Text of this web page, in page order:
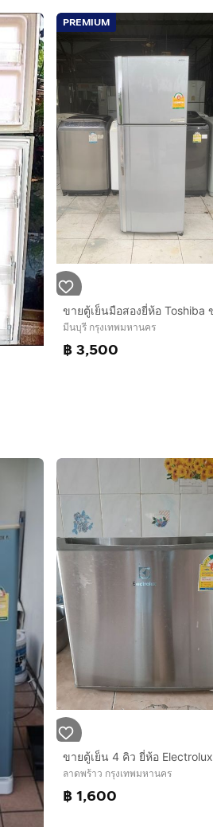
PREMIUM
มีนบุรี กรุงเทพมหานคร
฿ 3,500
ลาดพร้าว กรุงเทพมหานคร
฿ 1,600